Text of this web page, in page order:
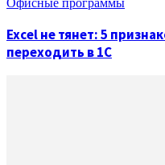
Офисные программы
Excel не тянет: 5
переходить в 1С